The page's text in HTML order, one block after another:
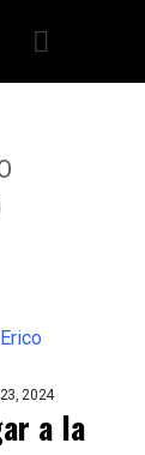
2024
a la